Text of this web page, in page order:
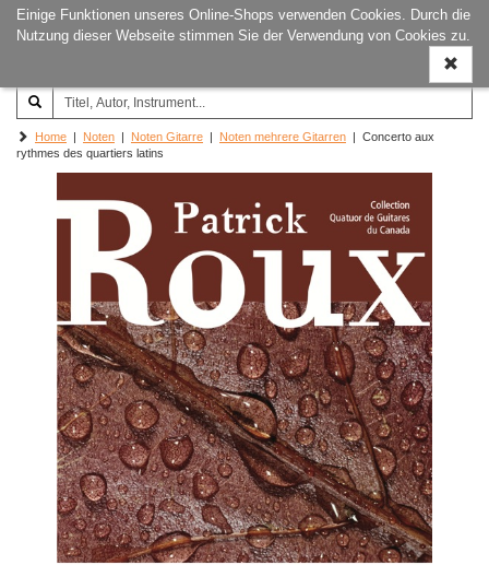
Einige Funktionen unseres Online-Shops verwenden Cookies. Durch die
Nutzung dieser Webseite stimmen Sie der Verwendung von Cookies zu.
ein-/
Joachim‐Trekel‐Musikverlag,
Hamburg
Home | Noten | Noten Gitarre | Noten mehrere Gitarren | Concerto aux
rythmes des quartiers latins